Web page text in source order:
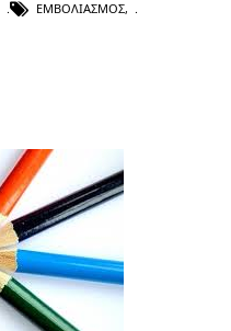
ΕΜΒΟΛΙΑΣΜΌΣ,